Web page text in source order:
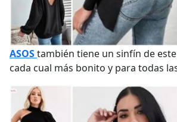
ASOStambién tiene un sinfín de
cada cual más bonito y para todas